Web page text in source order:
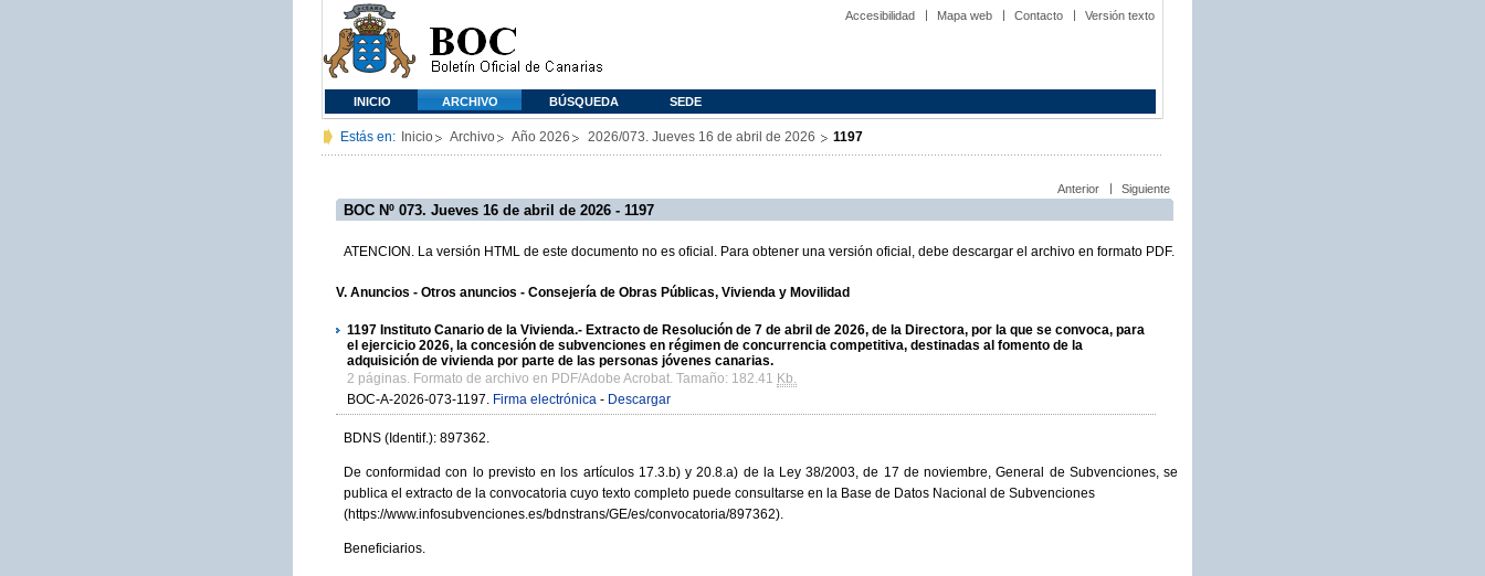
Accesibilidad Mapa web Contacto Versión texto
INICIO ARCHIVO BÚSQUEDA SEDE
Estás en: Inicio Archivo Año 2026 2026/073. Jueves 16 de abril de 2026 1197
Anterior Siguiente
BOC Nº 073. Jueves 16 de abril de 2026 - 1197
ATENCION. La versión HTML de este documento no es oficial. Para obtener una versión oficial, debe descargar el archivo en formato PDF.
V. Anuncios - Otros anuncios - Consejería de Obras Públicas, Vivienda y Movilidad
1197 Instituto Canario de la Vivienda.- Extracto de Resolución de 7 de abril de 2026, de la Directora, por la que se convoca, para
el ejercicio 2026, la concesión de subvenciones en régimen de concurrencia competitiva, destinadas al fomento de la
adquisición de vivienda por parte de las personas jóvenes canarias.
2 páginas. Formato de archivo en PDF/Adobe Acrobat. Tamaño: 182.41 Kb.
BOC-A-2026-073-1197. Firma electrónica - Descargar
BDNS (Identif.): 897362.
De conformidad con lo previsto en los artículos 17.3.b) y 20.8.a) de la Ley 38/2003, de 17 de noviembre, General de Subvenciones, se
publica el extracto de la convocatoria cuyo texto completo puede consultarse en la Base de Datos Nacional de Subvenciones
(https://www.infosubvenciones.es/bdnstrans/GE/es/convocatoria/897362).
Beneficiarios.